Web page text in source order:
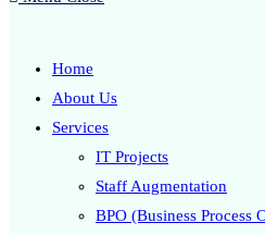
Home
About Us
Services
IT Projects
Staff Augmentation
BPO (Business Process